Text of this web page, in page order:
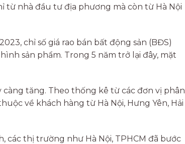
nhà đầu tư địa phương mà còn từ Hà Nội
chỉ số giá rao bán bất động sản (BĐS)
sản phẩm. Trong 5 năm trở lại đây, mặt
tăng. Theo thống kê từ các đơn vị phân
về khách hàng từ Hà Nội, Hưng Yên, Hải
các thị trường như Hà Nội, TPHCM đã bước